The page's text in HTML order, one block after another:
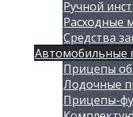
Ручной
Расходные
Средства
Автомобильные
Прицепы
Лодочные
Прицепы-